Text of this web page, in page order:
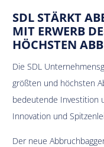
SDL STÄRKT
MIT ERWERB
ÖCHSTEN
Die SDL
größten und höchsten
bedeutende Investition
Innovation und
Der neue